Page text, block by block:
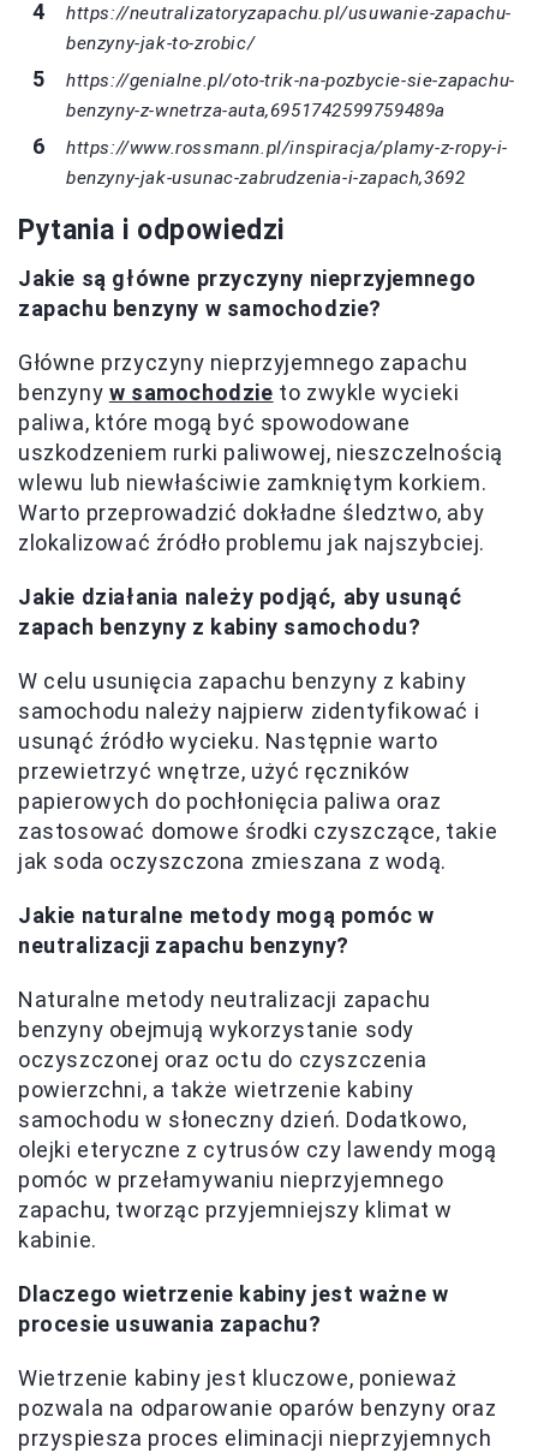
https://neutralizatoryzapachu.pl/usuwanie-zapachu-
benzyny-jak-to-zrobic/
https://genialne.pl/oto-trik-na-pozbycie-sie-zapachu-
benzyny-z-wnetrza-auta,6951742599759489a
https://www.rossmann.pl/inspiracja/plamy-z-ropy-i-
benzyny-jak-usunac-zabrudzenia-i-zapach,3692
Pytania i odpowiedzi
Jakie są główne przyczyny nieprzyjemnego
zapachu benzyny w samochodzie?
Główne przyczyny nieprzyjemnego zapachu
benzyny w samochodzie to zwykle wycieki
paliwa, które mogą być spowodowane
uszkodzeniem rurki paliwowej, nieszczelnością
wlewu lub niewłaściwie zamkniętym korkiem.
Warto przeprowadzić dokładne śledztwo, aby
zlokalizować źródło problemu jak najszybciej.
Jakie działania należy podjąć, aby usunąć
zapach benzyny z kabiny samochodu?
W celu usunięcia zapachu benzyny z kabiny
samochodu należy najpierw zidentyfikować i
usunąć źródło wycieku. Następnie warto
przewietrzyć wnętrze, użyć ręczników
papierowych do pochłonięcia paliwa oraz
zastosować domowe środki czyszczące, takie
jak soda oczyszczona zmieszana z wodą.
Jakie naturalne metody mogą pomóc w
neutralizacji zapachu benzyny?
Naturalne metody neutralizacji zapachu
benzyny obejmują wykorzystanie sody
oczyszczonej oraz octu do czyszczenia
powierzchni, a także wietrzenie kabiny
samochodu w słoneczny dzień. Dodatkowo,
olejki eteryczne z cytrusów czy lawendy mogą
pomóc w przełamywaniu nieprzyjemnego
zapachu, tworząc przyjemniejszy klimat w
kabinie.
Dlaczego wietrzenie kabiny jest ważne w
procesie usuwania zapachu?
Wietrzenie kabiny jest kluczowe, ponieważ
pozwala na odparowanie oparów benzyny oraz
przyspiesza proces eliminacji nieprzyjemnych